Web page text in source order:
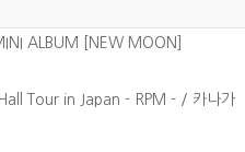
ALBUM [NEW MOON]
Tour in Japan - RPM - / 카나가